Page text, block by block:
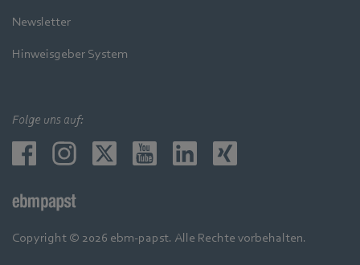
Newsletter
Hinweisgeber System
Folge uns auf:
Copyright © 2026 ebm-papst. Alle Rechte vorbehalten.